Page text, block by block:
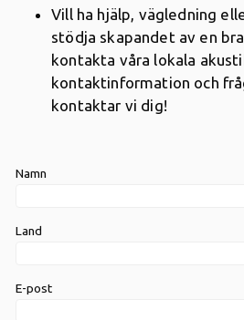
Vill ha hjälp, vägledning
stödja skapandet av en
kontakta våra lokala
kontaktinformation och
kontaktar vi dig!
Namn
Land
E-post